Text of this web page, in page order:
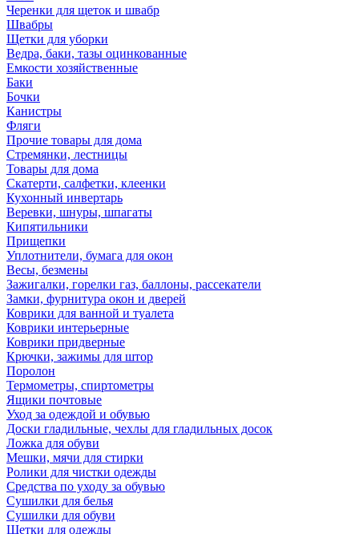
Черенки для щеток и швабр
Швабры
Щетки для уборки
Ведра, баки, тазы оцинкованные
Емкости хозяйственные
Баки
Бочки
Канистры
Фляги
Прочие товары для дома
Стремянки, лестницы
Товары для дома
Скатерти, салфетки, клеенки
Кухонный инвертарь
Веревки, шнуры, шпагаты
Кипятильники
Прищепки
Уплотнители, бумага для окон
Весы, безмены
Зажигалки, горелки газ, баллоны, рассекатели
Замки, фурнитура окон и дверей
Коврики для ванной и туалета
Коврики интерьерные
Коврики придверные
Крючки, зажимы для штор
Поролон
Термометры, спиртометры
Ящики почтовые
Уход за одеждой и обувью
Доски гладильные, чехлы для гладильных досок
Ложка для обуви
Мешки, мячи для стирки
Ролики для чистки одежды
Средства по уходу за обувью
Сушилки для белья
Сушилки для обуви
Щетки для одежды